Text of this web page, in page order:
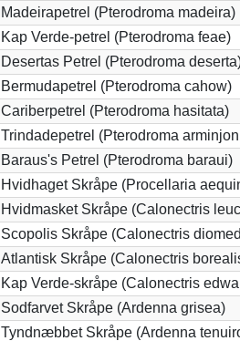
Madeirapetrel (Pterodroma madeira)
Kap Verde-petrel (Pterodroma feae)
Desertas Petrel (Pterodroma
Bermudapetrel (Pterodroma cahow)
Cariberpetrel (Pterodroma hasitata)
Trindadepetrel (Pterodroma
Baraus's Petrel (Pterodroma baraui)
Hvidhaget Skråpe (Procellaria
Hvidmasket Skråpe (Calonectris
Scopolis Skråpe (Calonectris
Atlantisk Skråpe (Calonectris
Kap Verde-skråpe (Calonectris
Sodfarvet Skråpe (Ardenna grisea)
Tyndnæbbet Skråpe (Ardenna